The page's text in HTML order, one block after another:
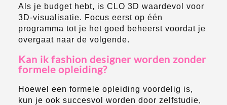
Als je budget hebt, is CLO 3D waardevol voor
3D-visualisatie. Focus eerst op één
programma tot je het goed beheerst voordat je
overgaat naar de volgende.
Kan ik fashion designer worden zonder
formele opleiding?
Hoewel een formele opleiding voordelig is,
kun je ook succesvol worden door zelfstudie,